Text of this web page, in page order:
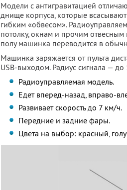
Модели с антигравитацией
днище корпуса, которые
гибким «обвесом».
потолку, окнам и прочим
полу машинка переводится в
Машинка заряжается от пульта
USB-выходом. Радиус сигнала — до
Радиоуправляемая модель.
Едет вперед-назад, вправо-
Развивает скорость до 7 км/ч.
Передние и задние фары.
Цвета на выбор: красный,